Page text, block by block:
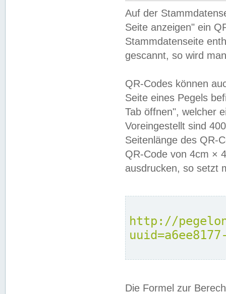
Auf der
Seite anzeigen" ein
Stammdatenseite
gescannt, so wird
QR-Codes können
Seite eines Pegels
Tab öffnen", welcher
Voreingestellt sind
Seitenlänge des QR-
QR-Code von 4cm ×
ausdrucken, so setzt
http://
Die Formel zur